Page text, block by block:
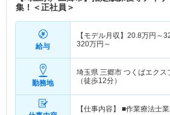
集！＜正社員＞
給与
【モデル月収】 20.8万円～
320万円～
勤務地
埼玉県 三郷市 つくばエクス
（徒歩12分）
【仕事内容】 ■作業療法士